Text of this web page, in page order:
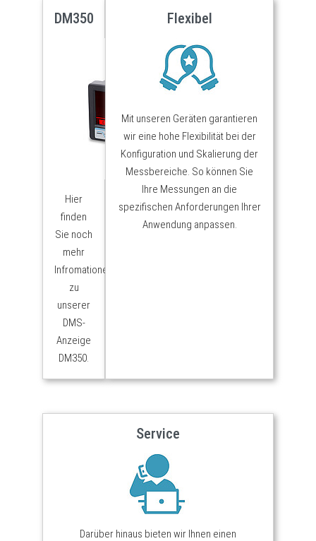
DM350
Hier
finden
Sie noch
mehr
Infromationen
zu
unserer
DMS-
Anzeige
DM350.
Flexibel
Mit unseren Geräten garantieren
wir eine hohe Flexibilität bei der
Konfiguration und Skalierung der
Messbereiche. So können Sie
Ihre Messungen an die
spezifischen Anforderungen Ihrer
Anwendung anpassen.
Service
Darüber hinaus bieten wir Ihnen einen